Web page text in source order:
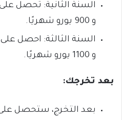
و 900 يورو شهريًا.
و 1100 يورو شهريًا.
بعد تخرجك:
بعد التخرج، ستحصل